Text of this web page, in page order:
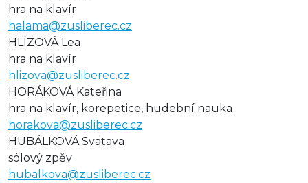
hra na klavír
halama@zusliberec.cz
HLÍZOVÁ Lea
hra na klavír
hlizova@zusliberec.cz
HORÁKOVÁ Kateřina
hra na klavír, korepetice, hudební nauka
horakova@zusliberec.cz
HUBÁLKOVÁ Svatava
sólový zpěv
hubalkova@zusliberec.cz